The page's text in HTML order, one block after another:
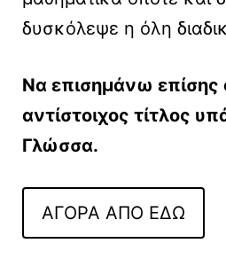
δυσκόλεψε η όλη
Να επισημάνω επίσης
αντίστοιχος τίτλος
Γλώσσα.
ΑΓΟΡΑ ΑΠΟ ΕΔΩ